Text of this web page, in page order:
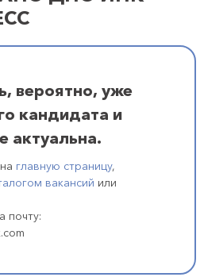
вероятно, уже
кандидата и
актуальна.
главную страницу,
вакансий или
почту: